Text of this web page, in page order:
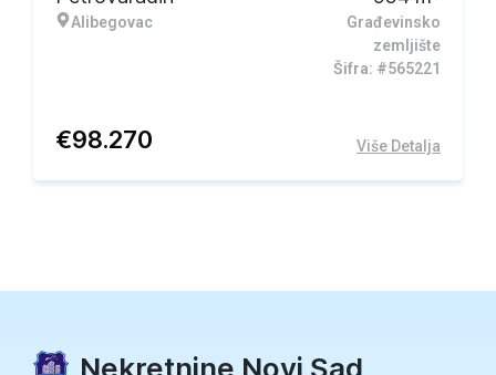
Alibegovac
Građevinsko
zemljište
Šifra: #565221
€98.270 Više Detalja
Nekretnine Novi Sad